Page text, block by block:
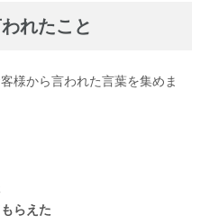
れたこと
様から言われた言葉を集めま
らえた